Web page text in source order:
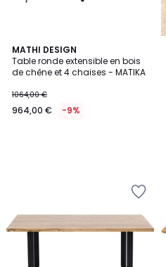
MATHI DESIGN
Table ronde extensible en bois
de chêne et 4 chaises - MATIKA
1064,00 €
964,00 € -9%